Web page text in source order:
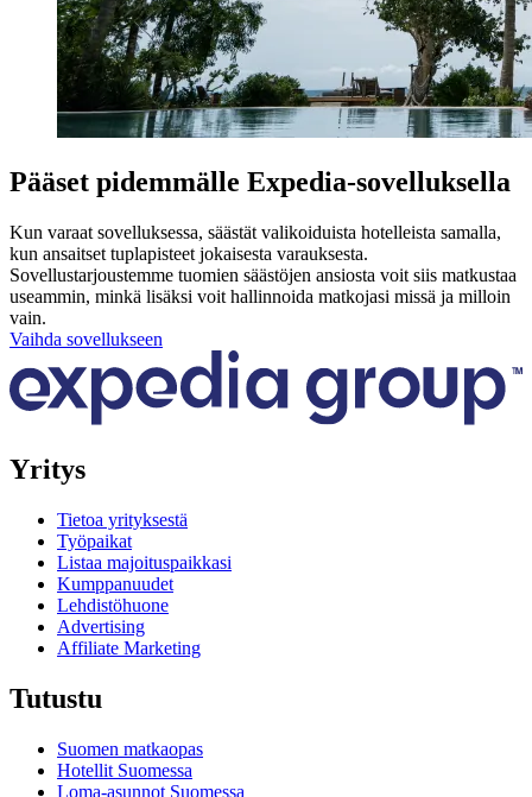
Pääset pidemmälle Expedia-sovelluksella
Kun varaat sovelluksessa, säästät valikoiduista hotelleista samalla,
kun ansaitset tuplapisteet jokaisesta varauksesta.
Sovellustarjoustemme tuomien säästöjen ansiosta voit siis matkustaa
useammin, minkä lisäksi voit hallinnoida matkojasi missä ja milloin
vain.
Vaihda sovellukseen
Yritys
Tietoa yrityksestä
Työpaikat
Listaa majoituspaikkasi
Kumppanuudet
Lehdistöhuone
Advertising
Affiliate Marketing
Tutustu
Suomen matkaopas
Hotellit Suomessa
Loma-asunnot Suomessa